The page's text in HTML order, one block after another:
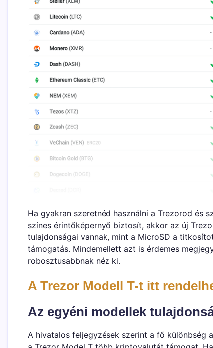
Ha gyakran szeretnéd használni a Trezorod és
színes érintőképernyő biztosít, akkor az új
tulajdonságai vannak, mint a MicroSD a
támogatás. Mindemellett azt is érdemes
robosztusabbnak néz ki.
A Trezor Modell T-t itt
Az egyéni modellek
A hivatalos feljegyzések szerint a fő különbség